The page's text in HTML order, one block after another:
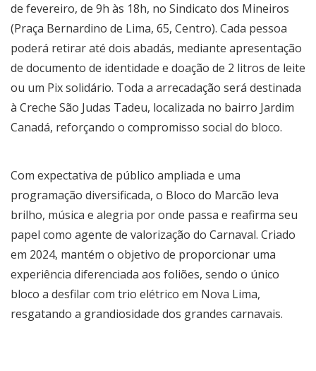
de fevereiro, de 9h às 18h, no Sindicato dos Mineiros
(Praça Bernardino de Lima, 65, Centro). Cada pessoa
poderá retirar até dois abadás, mediante apresentação
de documento de identidade e doação de 2 litros de leite
ou um Pix solidário. Toda a arrecadação será destinada
à Creche São Judas Tadeu, localizada no bairro Jardim
Canadá, reforçando o compromisso social do bloco.
Com expectativa de público ampliada e uma
programação diversificada, o Bloco do Marcão leva
brilho, música e alegria por onde passa e reafirma seu
papel como agente de valorização do Carnaval. Criado
em 2024, mantém o objetivo de proporcionar uma
experiência diferenciada aos foliões, sendo o único
bloco a desfilar com trio elétrico em Nova Lima,
resgatando a grandiosidade dos grandes carnavais.